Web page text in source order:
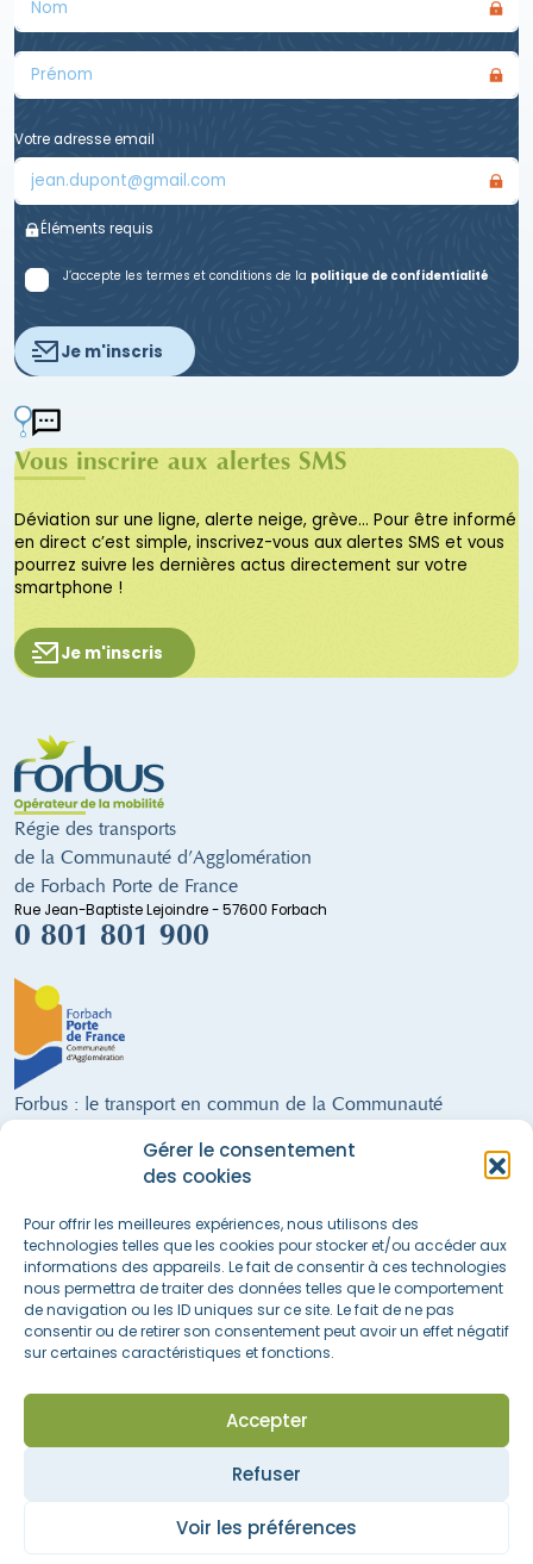
Gérer le consentement
des cookies
Pour offrir les meilleures expériences, nous utilisons des
technologies telles que les cookies pour stocker et/ou accéder aux
informations des appareils. Le fait de consentir à ces technologies
nous permettra de traiter des données telles que le comportement
de navigation ou les ID uniques sur ce site. Le fait de ne pas
consentir ou de retirer son consentement peut avoir un effet négatif
sur certaines caractéristiques et fonctions.
Accepter
Refuser
Voir les préférences
Votre adresse email
Éléments requis
J’accepte les termes et conditions de la politique de confidentialité
Je m'inscris
Vous inscrire aux alertes SMS
Déviation sur une ligne, alerte neige, grève… Pour être informé
en direct c’est simple, inscrivez-vous aux alertes SMS et vous
pourrez suivre les dernières actus directement sur votre
smartphone !
Je m'inscris
Régie des transports
de la Communauté d’Agglomération
de Forbach Porte de France
Rue Jean-Baptiste Lejoindre - 57600 Forbach
0 801 801 900
Forbus : le transport en commun de la Communauté
9 lignes régulières · un service de Transport à la Demande · 300 arrêts ·
28 véhicules (dont 21 alimentés au GNV) · 68 salariés · 21 communes
FORBUS AU SERVICE DE LA MOBILITÉ DU TERRITOIRE !
Nous suivre sur les réseaux sociaux
Accès rapide
Actualités & informations
Nous contacter
Mentions légales
Politique de confidentialité